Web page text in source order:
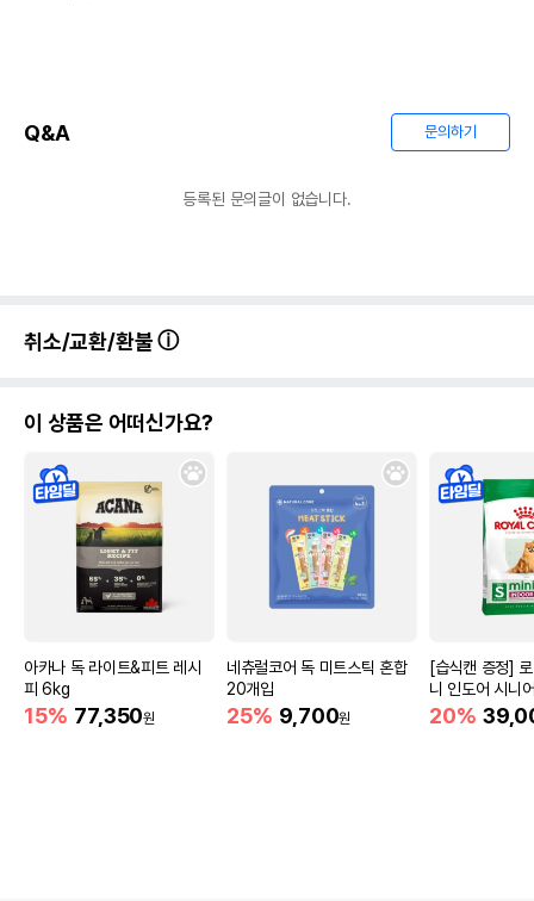
Q&A 문의하기
등록된 문의글이 없습니다.
취소/교환/환불
이 상품은 어떠신가요?
아카나 독 라이트&피트 레시
피 6kg
15% 77,350원
네츄럴코어 독 미트스틱 혼합
20개입
25% 9,700원
[습식캔 증정]
니 인도어 시니
움
20%